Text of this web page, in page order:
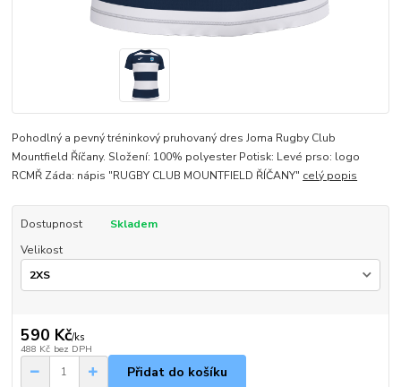
Pohodlný a pevný tréninkový pruhovaný dres Joma Rugby Club
Mountfield Říčany. Složení: 100% polyester Potisk: Levé prso: logo
RCMŘ Záda: nápis "RUGBY CLUB MOUNTFIELD ŘÍČANY" celý popis
Dostupnost
Skladem
Velikost
590 Kč/ks
488 Kč bez DPH
Přidat do košíku